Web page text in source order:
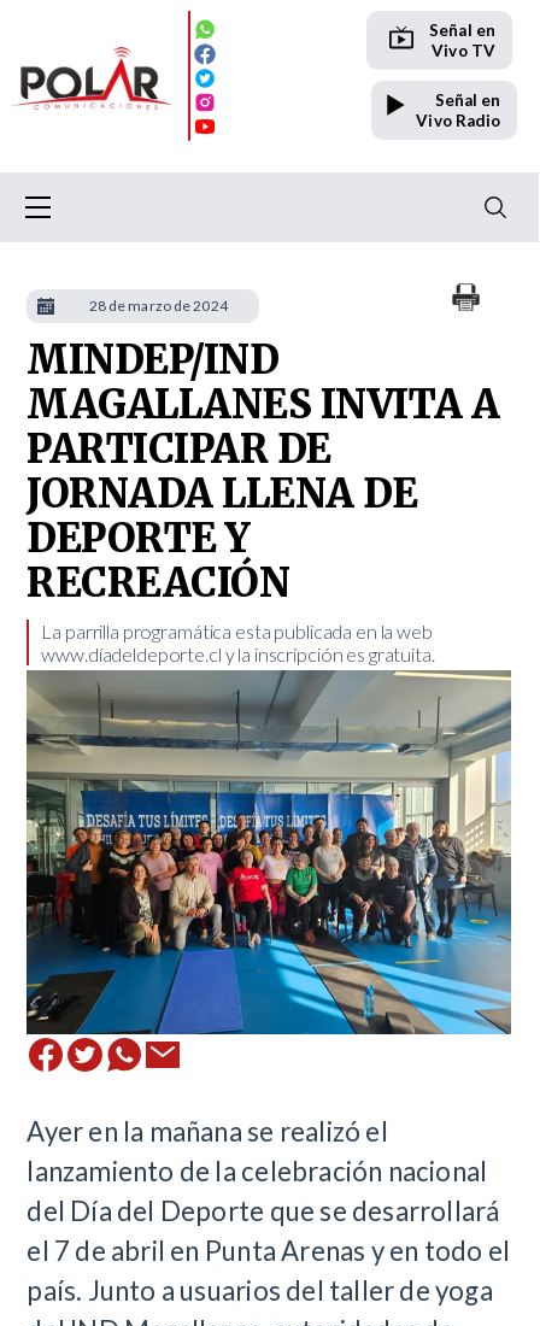
Señal en
Vivo TV
Señal en
Vivo Radio
MINDEP/IND
MAGALLANES INVITA A
PARTICIPAR DE
JORNADA LLENA DE
DEPORTE Y
RECREACIÓN
La parrilla programática esta publicada en la web
www.díadeldeporte.cl y la inscripción es gratuita.
Ayer en la mañana se realizó el
lanzamiento de la celebración nacional
del Día del Deporte que se desarrollará
el 7 de abril en Punta Arenas y en todo el
país. Junto a usuarios del taller de yoga
28 de marzo de 2024